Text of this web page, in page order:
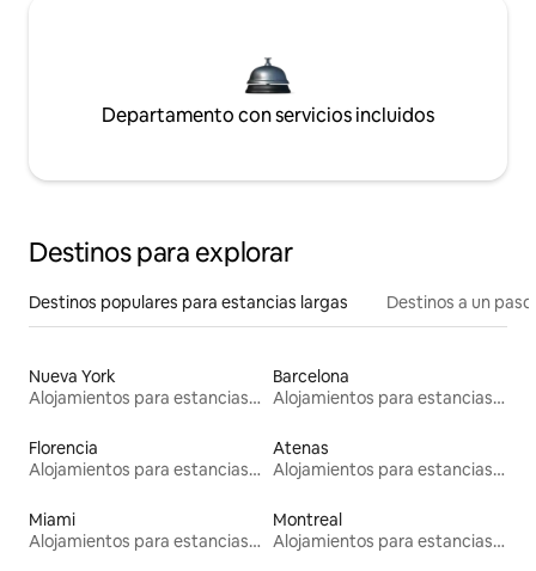
Departamento con servicios incluidos
Destinos para explorar
Destinos populares para estancias largas Destinos a un
Nueva York
Alojamientos para estancias largas
Barcelona
Alojamientos para estancias largas
Florencia
Alojamientos para estancias largas
Atenas
Alojamientos para estancias largas
Miami
Alojamientos para estancias largas
Montreal
Alojamientos para estancias largas